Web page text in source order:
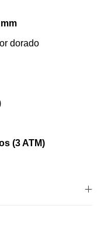
dorado
(3 ATM)